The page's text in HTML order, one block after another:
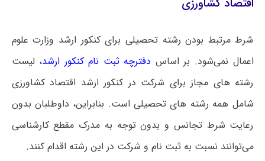
اقتصاد کشاورزی
شرط مرتبط بودن رشته تحصیلی برای کنکور ارشد وزارت علوم
اعمال نمی‌شود. بر اساس دفترچه ثبت نام کنکور ارشد، لیست
رشته های مجاز برای شرکت در کنکور ارشد اقتصاد کشاورزی
شامل همه رشته های تحصیلی است‌. بنابراین، داوطلبان بدون
رعایت شرط تجانس و بدون توجه به مدرک مقطع کارشناسی
می‌توانند نسبت به ثبت نام و شرکت در این رشته اقدام کنند.